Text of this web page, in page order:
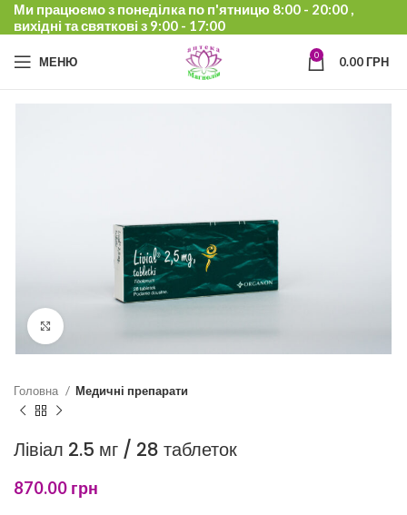
Ми працюємо з понеділка по п'ятницю 8:00 - 20:00 ,
вихідні та святкові з 9:00 - 17:00
МЕНЮ 0 0.00ГРН
Головна Медичні препарати
Лівіал 2.5 мг / 28 таблеток
870.00 грн